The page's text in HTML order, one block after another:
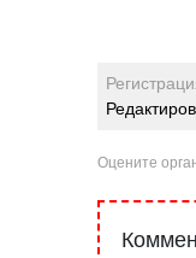
Оцените